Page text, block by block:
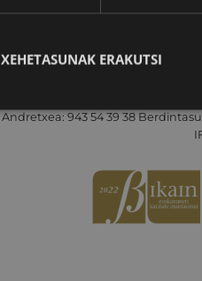
Andretxea: 943 54 39 38
XEHETASUNAK ERAKUTSI